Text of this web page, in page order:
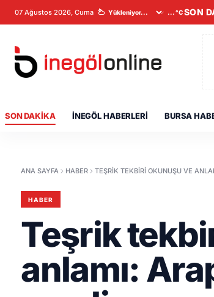
07 Ağustos 2026, Cuma ...°CSON
SON DAKIKA İNEGÖL HABERLERI BURSA
ANA SAYFA HABER TEŞRIK TEKBIRI OKUNUŞU VE
HABER
Teşrik
anlamı: